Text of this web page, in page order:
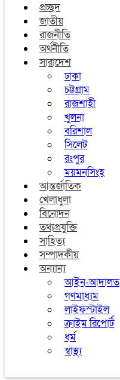
প্রচ্ছদ
জাতীয়
রাজনীতি
অর্থনীতি
সারাদেশ
ঢাকা
চট্টগ্রাম
রাজশাহী
খুলনা
বরিশাল
সিলেট
রংপুর
ময়মনসিংহ
আন্তর্জাতিক
খেলাধুলা
বিনোদন
তথ্যপ্রযুক্তি
সাহিত্য
সম্পাদকীয়
অন্যান্য
আইন-আদালত
গণমাধ্যম
লাইফস্টাইল
ক্রাইম রিপোর্ট
ধর্ম
স্বাস্থ্য